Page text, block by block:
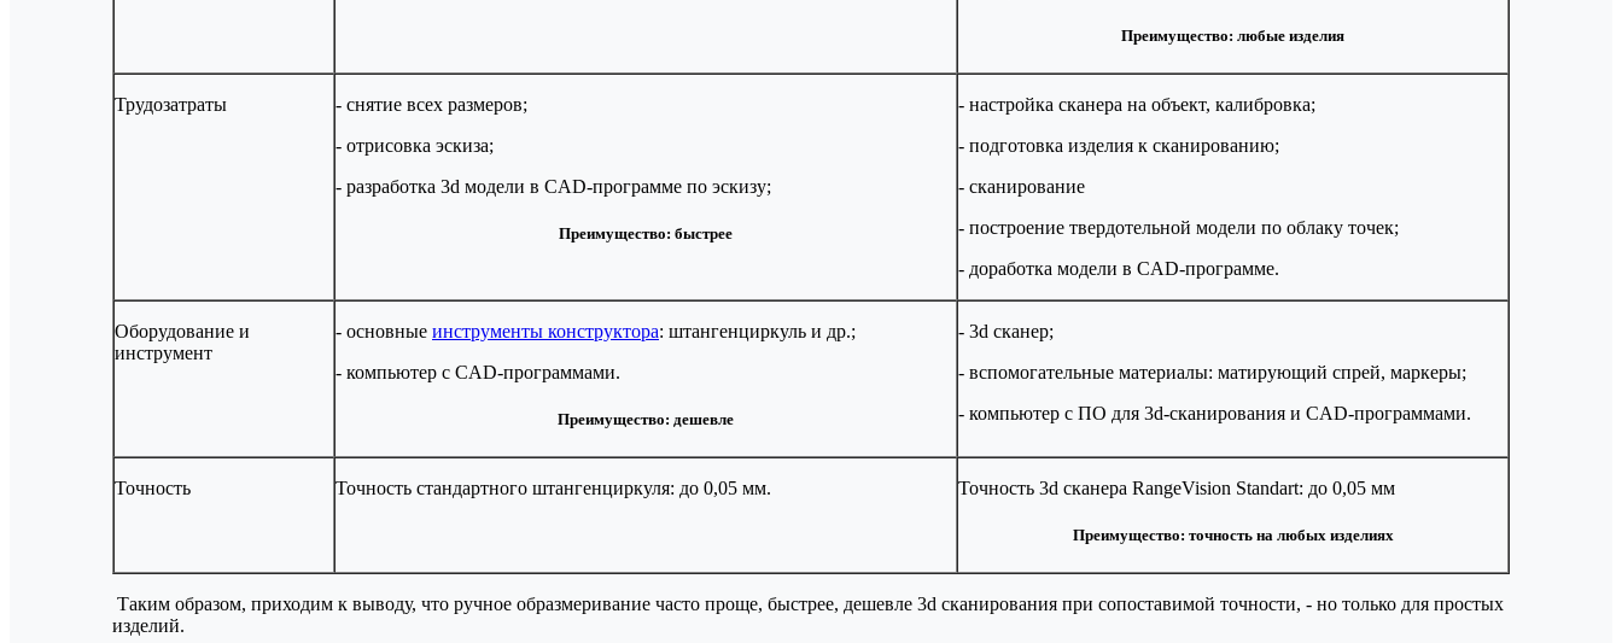
Преимущество: любые изделия
Трудозатраты
- снятие всех размеров;
- отрисовка эскиза;
- разработка 3d модели в CAD-программе по эскизу;
Преимущество: быстрее
- настройка сканера на объект, калибровка;
- подготовка изделия к сканированию;
- сканирование
- построение твердотельной модели по облаку точек;
- доработка модели в CAD-программе.
Оборудование и
инструмент
- основные инструменты конструктора: штангенциркуль и др.;
- компьютер с CAD-программами.
Преимущество: дешевле
- 3d сканер;
- вспомогательные материалы: матирующий спрей, маркеры;
- компьютер с ПО для 3d-сканирования и CAD-программами.
Точность Точность стандартного штангенциркуля: до 0,05 мм. Точность 3d сканера RangeVision Standart: до 0,05 мм
Преимущество: точность на любых изделиях
Таким образом, приходим к выводу, что ручное образмеривание часто проще, быстрее, дешевле 3d сканирования при сопоставимой точности, - но только для простых
изделий.